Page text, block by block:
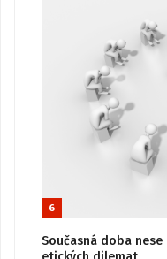
6
Současná doba